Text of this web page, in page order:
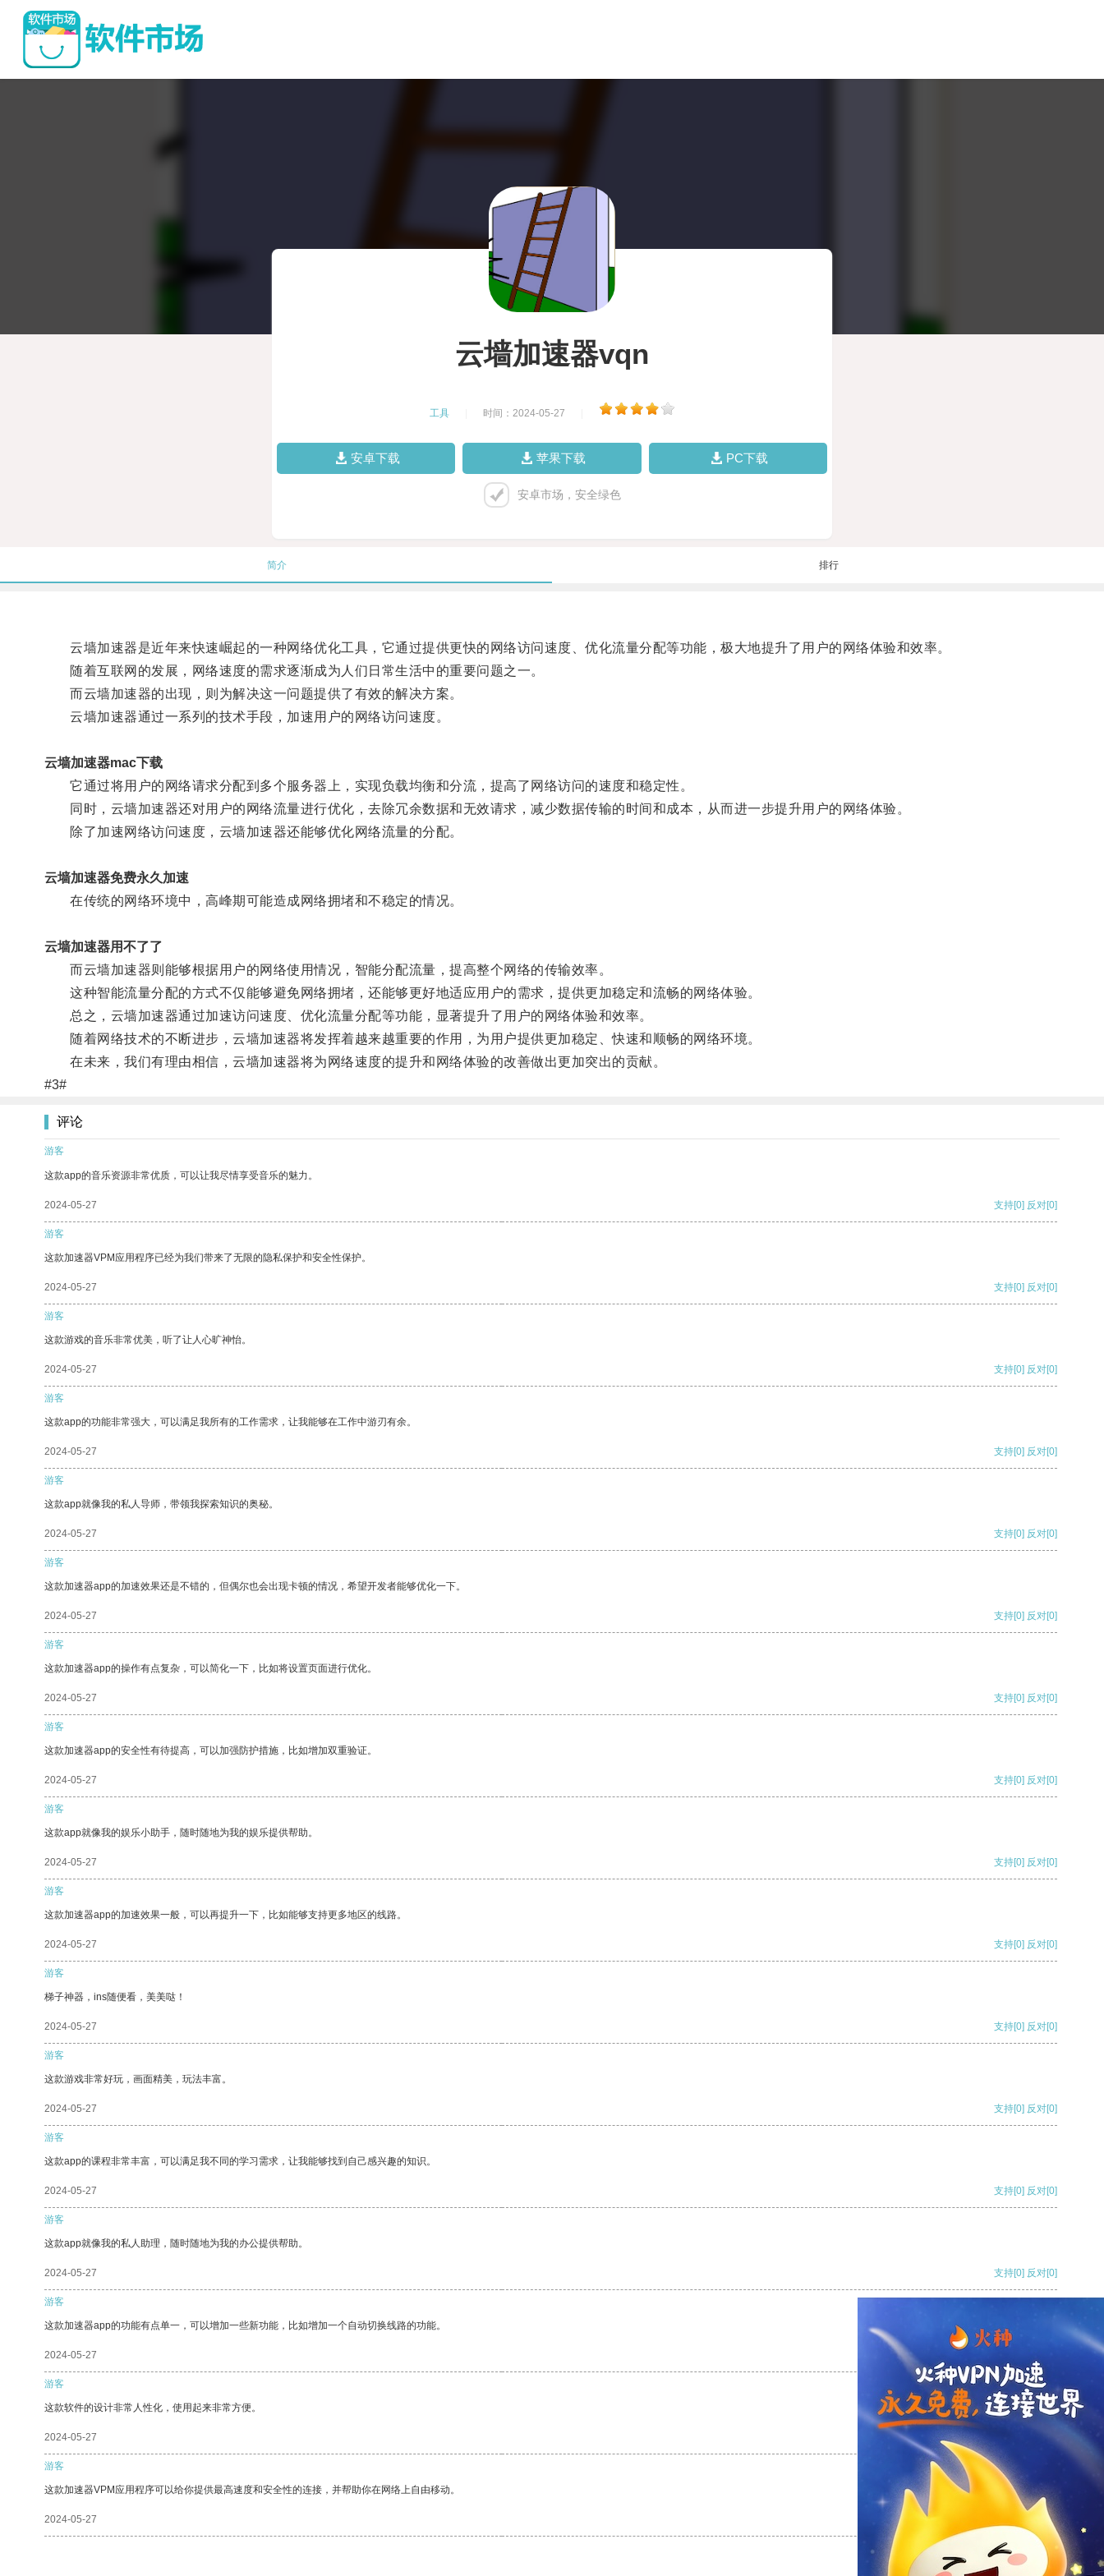
云墙加速器vqn
工具 时间：2024-05-27
安卓下载 苹果下载 PC下载
安卓市场，安全绿色
简介 排行
云墙加速器是近年来快速崛起的一种网络优化工具，它通过提供更快的网络访问速度、优化流量分配等功能，极大地提升了用户的网络体验和效率。
随着互联网的发展，网络速度的需求逐渐成为人们日常生活中的重要问题之一。
而云墙加速器的出现，则为解决这一问题提供了有效的解决方案。
云墙加速器通过一系列的技术手段，加速用户的网络访问速度。
云墙加速器mac下载
它通过将用户的网络请求分配到多个服务器上，实现负载均衡和分流，提高了网络访问的速度和稳定性。
同时，云墙加速器还对用户的网络流量进行优化，去除冗余数据和无效请求，减少数据传输的时间和成本，从而进一步提升用户的网络体验。
除了加速网络访问速度，云墙加速器还能够优化网络流量的分配。
云墙加速器免费永久加速
在传统的网络环境中，高峰期可能造成网络拥堵和不稳定的情况。
云墙加速器用不了了
而云墙加速器则能够根据用户的网络使用情况，智能分配流量，提高整个网络的传输效率。
这种智能流量分配的方式不仅能够避免网络拥堵，还能够更好地适应用户的需求，提供更加稳定和流畅的网络体验。
总之，云墙加速器通过加速访问速度、优化流量分配等功能，显著提升了用户的网络体验和效率。
随着网络技术的不断进步，云墙加速器将发挥着越来越重要的作用，为用户提供更加稳定、快速和顺畅的网络环境。
在未来，我们有理由相信，云墙加速器将为网络速度的提升和网络体验的改善做出更加突出的贡献。
#3#
评论
游客
这款app的音乐资源非常优质，可以让我尽情享受音乐的魅力。
2024-05-27 支持[0] 反对[0]
游客
这款加速器VPM应用程序已经为我们带来了无限的隐私保护和安全性保护。
2024-05-27 支持[0] 反对[0]
游客
这款游戏的音乐非常优美，听了让人心旷神怡。
2024-05-27 支持[0] 反对[0]
游客
这款app的功能非常强大，可以满足我所有的工作需求，让我能够在工作中游刃有余。
2024-05-27 支持[0] 反对[0]
游客
这款app就像我的私人导师，带领我探索知识的奥秘。
2024-05-27 支持[0] 反对[0]
游客
这款加速器app的加速效果还是不错的，但偶尔也会出现卡顿的情况，希望开发者能够优化一下。
2024-05-27 支持[0] 反对[0]
游客
这款加速器app的操作有点复杂，可以简化一下，比如将设置页面进行优化。
2024-05-27 支持[0] 反对[0]
游客
这款加速器app的安全性有待提高，可以加强防护措施，比如增加双重验证。
2024-05-27 支持[0] 反对[0]
游客
这款app就像我的娱乐小助手，随时随地为我的娱乐提供帮助。
2024-05-27 支持[0] 反对[0]
游客
这款加速器app的加速效果一般，可以再提升一下，比如能够支持更多地区的线路。
2024-05-27 支持[0] 反对[0]
游客
梯子神器，ins随便看，美美哒！
2024-05-27 支持[0] 反对[0]
游客
这款游戏非常好玩，画面精美，玩法丰富。
2024-05-27 支持[0] 反对[0]
游客
这款app的课程非常丰富，可以满足我不同的学习需求，让我能够找到自己感兴趣的知识。
2024-05-27 支持[0] 反对[0]
游客
这款app就像我的私人助理，随时随地为我的办公提供帮助。
2024-05-27 支持[0] 反对[0]
游客
这款加速器app的功能有点单一，可以增加一些新功能，比如增加一个自动切换线路的功能。
2024-05-27
游客
这款软件的设计非常人性化，使用起来非常方便。
2024-05-27 反对
游客
这款加速器VPM应用程序可以给你提供最高速度和安全性的连接，并帮助你在网络上自由移动。
2024-05-27 反对[0]